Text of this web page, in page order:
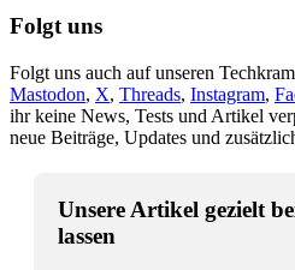
Folgt uns
Folgt uns auch auf unseren
Mastodon, X, Threads, Instagram,
ihr keine News, Tests und Artikel
neue Beiträge, Updates und
Unsere Artikel gezielt
lassen